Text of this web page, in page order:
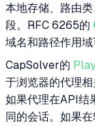
本地存储、路由
段。RFC 6265的
域名和路径作用域
CapSolver的
于浏览器的代理
如果代理在API结
同的会话。如果